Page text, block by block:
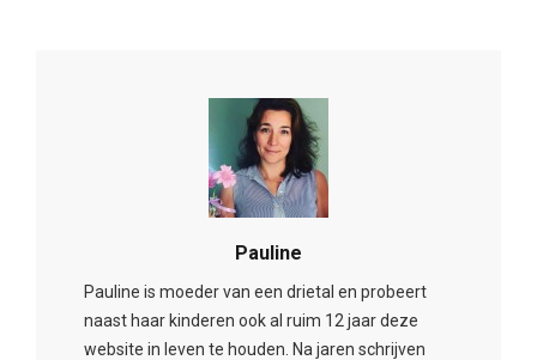
Pauline
Pauline is moeder van een drietal en probeert
naast haar kinderen ook al ruim 12 jaar deze
website in leven te houden. Na jaren schrijven